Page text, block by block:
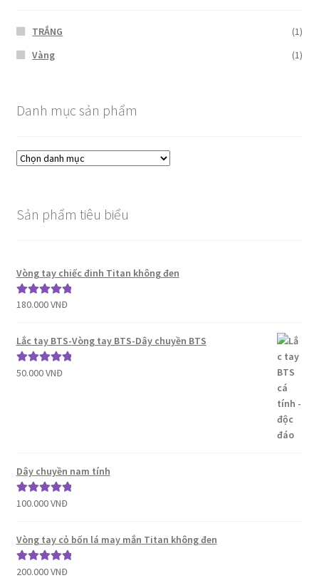
TRẮNG
(1)
Vàng
(1)
Danh mục sản phẩm
Sản phẩm tiêu biểu
Vòng tay chiếc đinh Titan không đen
Được xếp
sao
180.000VNĐ
Lắc tay BTS-Vòng tay BTS-Dây chuyền BTS
Được xếp
50.000VNĐ
Dây chuyền nam tính
Được xếp
sao
100.000VNĐ
Vòng tay cỏ bốn lá may mắn Titan không đen
Được xếp
200.000VNĐ